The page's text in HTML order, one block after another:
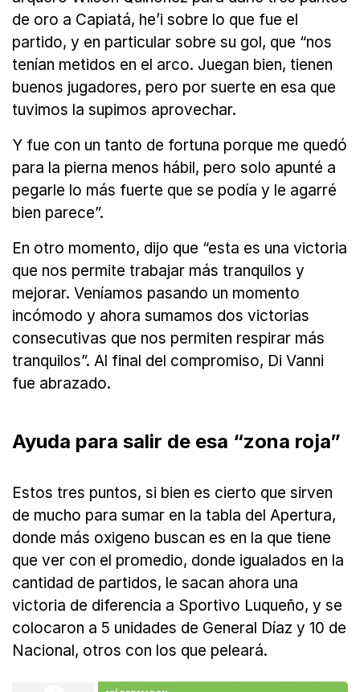
de oro a Capiatá, he’i sobre lo que fue el
partido, y en particular sobre su gol, que “nos
tenían metidos en el arco. Juegan bien, tienen
buenos jugadores, pero por suerte en esa que
tuvimos la supimos aprovechar.
Y fue con un tanto de fortuna porque me quedó
para la pierna menos hábil, pero solo apunté a
pegarle lo más fuerte que se podía y le agarré
bien parece”.
En otro momento, dijo que “esta es una victoria
que nos permite trabajar más tranquilos y
mejorar. Veníamos pasando un momento
incómodo y ahora sumamos dos victorias
consecutivas que nos permiten respirar más
tranquilos”. Al final del compromiso, Di Vanni
fue abrazado.
Ayuda para salir de esa “zona roja”
Estos tres puntos, si bien es cierto que sirven
de mucho para sumar en la tabla del Apertura,
donde más oxigeno buscan es en la que tiene
que ver con el promedio, donde igualados en la
cantidad de partidos, le sacan ahora una
victoria de diferencia a Sportivo Luqueño, y se
colocaron a 5 unidades de General Díaz y 10 de
Nacional, otros con los que peleará.